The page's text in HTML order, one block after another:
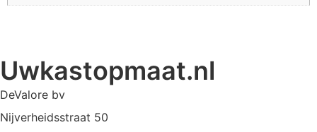
Uwkastopmaat.nl
DeValore bv
Nijverheidsstraat 50